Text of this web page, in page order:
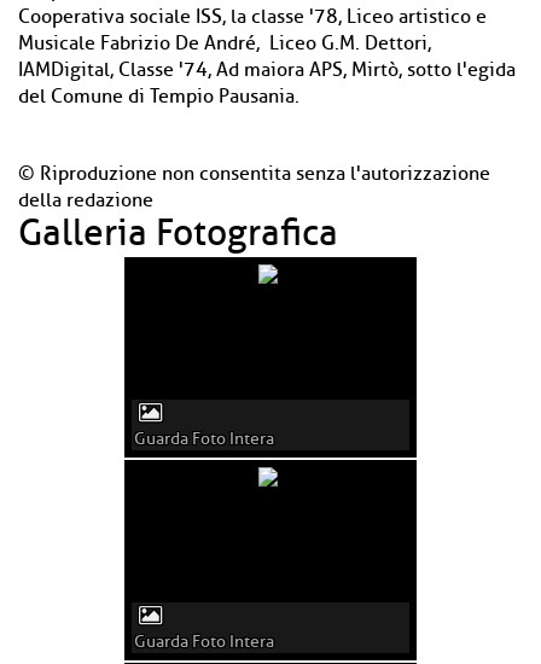
Cooperativa sociale ISS, la classe '78, Liceo artistico e
Musicale Fabrizio De André, Liceo G.M. Dettori,
IAMDigital, Classe '74, Ad maiora APS, Mirtò, sotto l'egida
del Comune di Tempio Pausania.
© Riproduzione non consentita senza l'autorizzazione
della redazione
Galleria Fotografica
Guarda Foto Intera
Guarda Foto Intera